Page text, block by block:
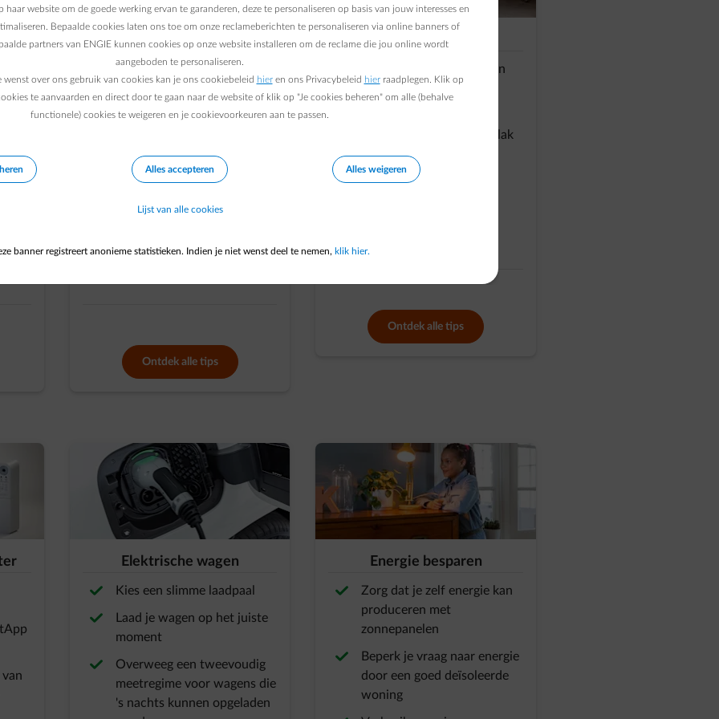
of
Ik ga bouwen
Zorg dat je aan de EPB
voorwaarden voldoet, zo
Kies voor goede isolatie om
beperken
verwarming zonder CO2
Ontdek alle tips
Ik ga renoveren
Volg de EPB regels bij een
ingrijpende energetische
Bepaal je behoeftes op vlak
van
- Energieverbruik
- Uitstoot
Ontdek alle tips
Elektrische wagen
Kies een slimme laadpaal
Laad je wagen op het juiste
moment
Overweeg een tweevoudig
meetregime voor wagens die
's nachts kunnen opgeladen
Energie besparen
Zorg dat je zelf energie kan
produceren met
zonnepanelen
Beperk je vraag naar energie
door een goed deïsoleerde
woning
haar website om de goede werking ervan te garanderen, deze te personaliseren op basis van jouw interesses en
Bepaalde cookies laten ons toe om onze reclameberichten te personaliseren via online banners of
partners van ENGIE kunnen cookies op onze website installeren om de reclame die jou online wordt
aangeboden te personaliseren.
over ons gebruik van cookies kan je ons cookiebeleid hieren ons Privacybeleid hierraadplegen. Klik op
te aanvaarden en direct door te gaan naar de website of klik op "Je cookies beheren" om alle (behalve
functionele) cookies te weigeren en je cookievoorkeuren aan te passen.
Alles accepteren Alles weigeren
Lijst van alle cookies
banner registreert anonieme statistieken. Indien je niet wenst deel te nemen, klik hier.